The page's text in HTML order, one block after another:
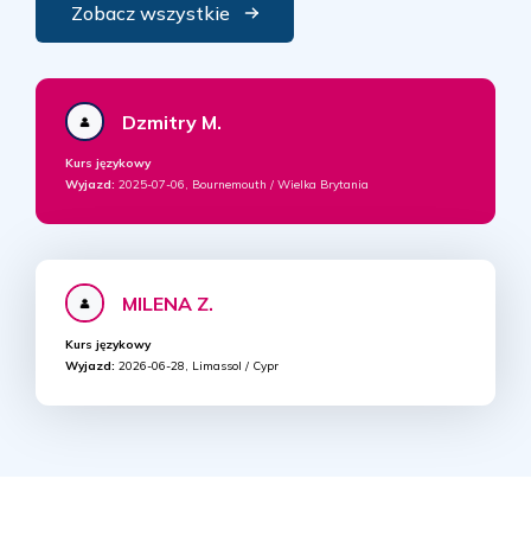
Zobacz wszystkie
Dzmitry M.
Kurs językowy
Wyjazd: 2025-07-06, Bournemouth / Wielka Brytania
MILENA Z.
Kurs językowy
Wyjazd: 2026-06-28, Limassol / Cypr